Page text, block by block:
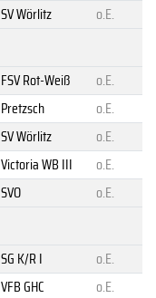
SV Wörlitz
o.E.
FSV Rot-Weiß
o.E.
Pretzsch
o.E.
SV Wörlitz
o.E.
Victoria WB III
o.E.
SVO
o.E.
SG K/R I
o.E.
VFB GHC
o.E.